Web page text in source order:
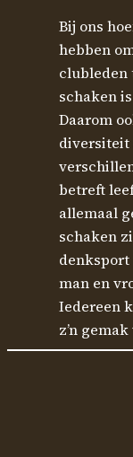
Bij ons
hebben
clubleden
schaken
Daarom
diversiteit
betreft
allemaal
schaken
denksport
man en
Iedereen
z’n